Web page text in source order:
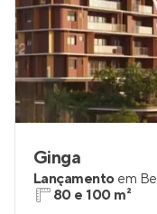
Ginga
Lançamento em
80 e 100 m²